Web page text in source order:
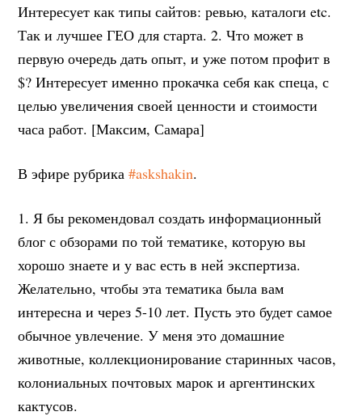
Интересует как типы сайтов: ревью, каталоги etc.
Так и лучшее ГЕО для старта. 2. Что может в
первую очередь дать опыт, и уже потом профит в
$? Интересует именно прокачка себя как спеца, с
целью увеличения своей ценности и стоимости
часа работ. [Максим, Самара]
В эфире рубрика#askshakin.
1. Я бы рекомендовал создать информационный
блог с обзорами по той тематике, которую вы
хорошо знаете и у вас есть в ней экспертиза.
Желательно, чтобы эта тематика была вам
интересна и через 5-10 лет. Пусть это будет самое
обычное увлечение. У меня это домашние
животные, коллекционирование старинных часов,
колониальных почтовых марок и аргентинских
кактусов.